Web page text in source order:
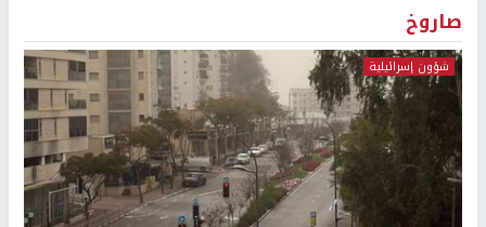
صاروخ
شؤون إسرائيلية